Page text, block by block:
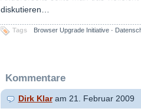
diskutieren…
Tags Browser Upgrade Initiative ·
Kommentare
Dirk Klaram 21. Februar 2009